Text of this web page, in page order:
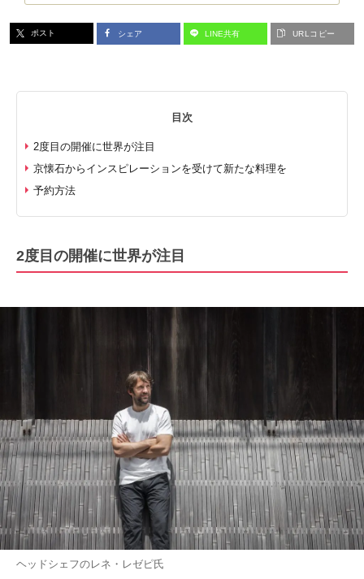
ポスト シェア LINE共有 URLコピー
目次
2度目の開催に世界が注目
京懐石からインスピレーションを受けて新たな料理を
予約方法
2度目の開催に世界が注目
ヘッドシェフのレネ・レゼピ氏